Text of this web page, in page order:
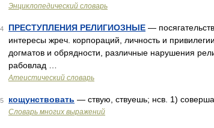
Энциклопедический словарь
ПРЕСТУПЛЕНИЯ РЕЛИГИОЗНЫЕ —
интересы жреч. корпораций, личность и
догматов и обрядности, различные нарушения
рабовлад …
Атеистический словарь
кощунствовать — ствую, ствуешь; нсв. 1)
Словарь многих выражений